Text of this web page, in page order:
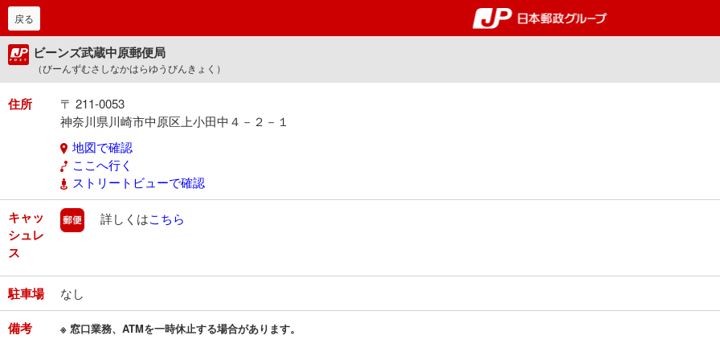
郵便局・日本郵政グループ
戻る
ビーンズ武蔵中原郵便局
（びーんずむさしなかはらゆうびんきょく）
住所
〒 211-0053
神奈川県川崎市中原区上小田中４－２－１
地図で確認
ここへ行く
ストリートビューで確認
キャッ
シュレ
ス
郵便
詳しくはこちら
駐車場 なし
備考 ※ 窓口業務、ATMを一時休止する場合があります。